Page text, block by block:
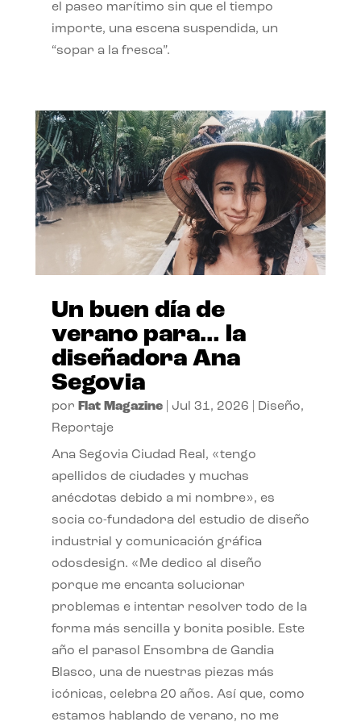
el paseo marítimo sin que el tiempo
importe, una escena suspendida, un
“sopar a la fresca”.
Un buen día de
verano para… la
diseñadora Ana
Segovia
por Flat Magazine| Jul 31, 2026 Diseño,
Reportaje
Ana Segovia Ciudad Real, «tengo
apellidos de ciudades y muchas
anécdotas debido a mi nombre», es
socia co-fundadora del estudio de diseño
industrial y comunicación gráfica
odosdesign. «Me dedico al diseño
porque me encanta solucionar
problemas e intentar resolver todo de la
forma más sencilla y bonita posible. Este
año el parasol Ensombra de Gandia
Blasco, una de nuestras piezas más
icónicas, celebra 20 años. Así que, como
estamos hablando de verano, no me